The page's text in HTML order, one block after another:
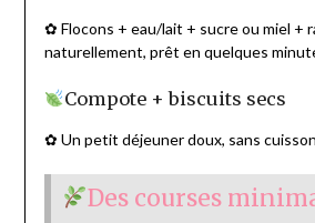
✿ Flocons + eau/lait + sucre ou miel +
naturellement, prêt en quelques
Compote + biscuits secs
✿ Un petit déjeuner doux, sans
Des courses